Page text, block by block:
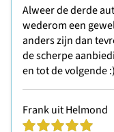
Alweer de derde
wederom een
anders zijn dan
de scherpe
en tot de volgende
Frank uit Helmond